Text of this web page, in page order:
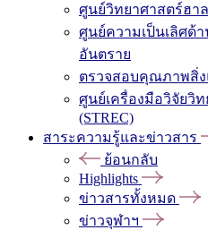
ศูนย์วิทยาศาสตร์ฮา
ศูนย์ความเป็นเลิศด้
อันตราย
ตรวจสอบคุณภาพสิ่
ศูนย์เครื่องมือวิจัยวิ
(STREC)
สาระความรู้และข่าวสาร
ย้อนกลับ
Highlights
ข่าวสารทั้งหมด
ข่าวจุฬาฯ